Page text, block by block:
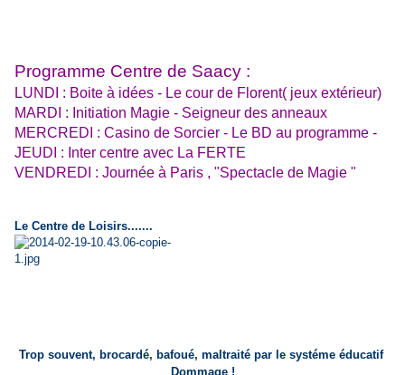
Programme Centre de Saacy :
LUNDI : Boite à idées - Le cour de Florent( jeux extérieur)
MARDI : Initiation Magie - Seigneur des anneaux
MERCREDI : Casino de Sorcier - Le BD au programme -
JEUDI : Inter centre avec La FERTE
VENDREDI : Journée à Paris , "Spectacle de Magie "
Le Centre de Loisirs.......
Trop souvent, brocardé, bafoué, maltraité par le systéme éducatif
Dommage !